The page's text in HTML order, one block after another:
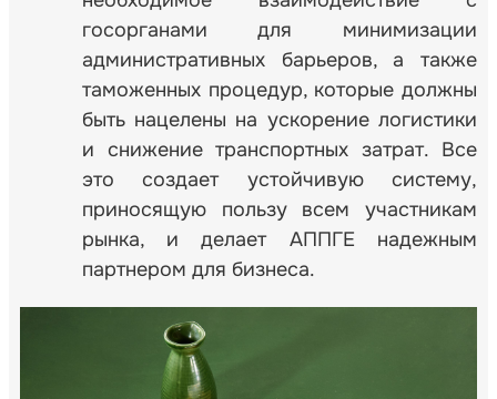
госорганами для минимизации
административных барьеров, а также
таможенных процедур, которые должны
быть нацелены на ускорение логистики
и снижение транспортных затрат. Все
это создает устойчивую систему,
приносящую пользу всем участникам
рынка, и делает АППГЕ надежным
партнером для бизнеса.